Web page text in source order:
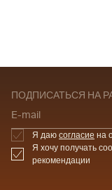
ПОДПИСАТЬСЯ НА
E-mail
Я даю согласие на
Я хочу получать
рекомендации